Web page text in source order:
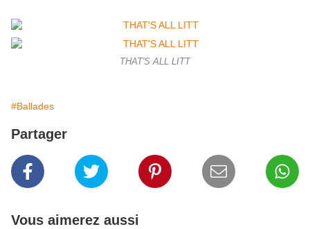
THAT'S ALL LITT
#Ballades
Partager
Vous aimerez aussi